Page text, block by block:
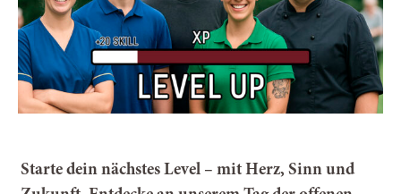
Starte dein nächstes Level – mit Herz, Sinn und